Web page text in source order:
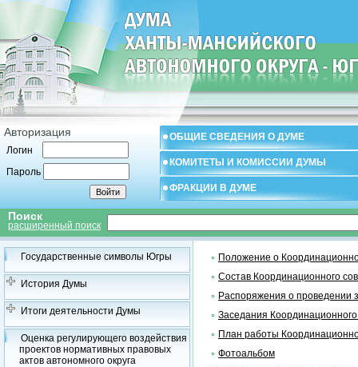
Авторизация
Логин
Пароль
ОБЩИЕ СВЕДЕНИЯ О ДУМЕ
КОМИТЕТЫ И КОМИССИИ ДУМЫ
ФРАКЦИИ В ДУМЕ
Поиск
расширенный поиск
Государственные символы Югры
История Думы
Итоги деятельности Думы
Оценка регулирующего воздействия
проектов нормативных правовых
актов автономного округа
Положение о
Состав Координационного
Распоряжения о проведении
Заседания
План работы
Фотоальбом